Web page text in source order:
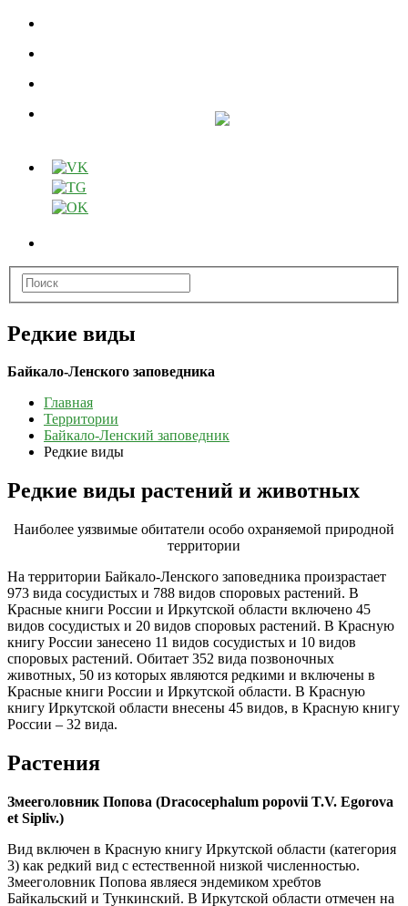
Редкие виды
Байкало-Ленского заповедника
Главная
Территории
Байкало-Ленский заповедник
Редкие виды
Редкие виды растений и животных
Наиболее уязвимые обитатели особо охраняемой природной
территории
На территории Байкало-Ленского заповедника произрастает
973 вида сосудистых и 788 видов споровых растений. В
Красные книги России и Иркутской области включено 45
видов сосудистых и 20 видов споровых растений. В Красную
книгу России занесено 11 видов сосудистых и 10 видов
споровых растений. Обитает 352 вида позвоночных
животных, 50 из которых являются редкими и включены в
Красные книги России и Иркутской области. В Красную
книгу Иркутской области внесены 45 видов, в Красную книгу
России – 32 вида.
Растения
Змееголовник Попова (Dracocephalum popovii T.V. Egorova
et Sipliv.)
Вид включен в Красную книгу Иркутской области (категория
3) как редкий вид с естественной низкой численностью.
Змееголовник Попова являеся эндемиком хребтов
Байкальский и Тункинский. В Иркутской области отмечен на